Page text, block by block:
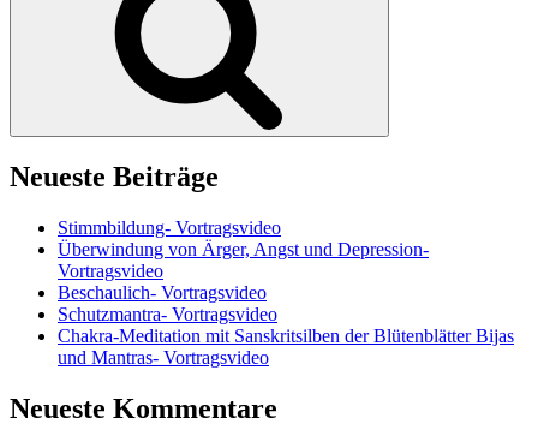
Neueste Beiträge
Stimmbildung- Vortragsvideo
Überwindung von Ärger, Angst und Depression-
Vortragsvideo
Beschaulich- Vortragsvideo
Schutzmantra- Vortragsvideo
Chakra-Meditation mit Sanskritsilben der Blütenblätter Bijas
und Mantras- Vortragsvideo
Neueste Kommentare